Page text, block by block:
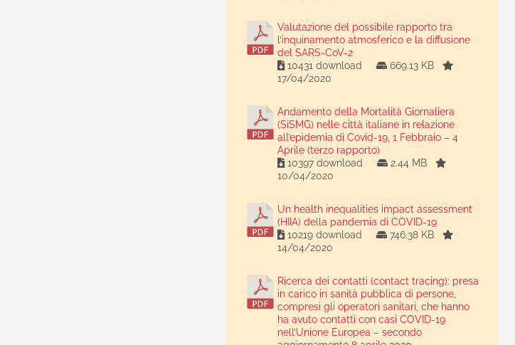
Valutazione del possibile rapporto tra
l’inquinamento atmosferico e la diffusione
del SARS-CoV-2
10431 download
669.13 KB
17/04/2020
Andamento della Mortalità Giornaliera
(SiSMG) nelle città italiane in relazione
all’epidemia di Covid-19, 1 Febbraio – 4
Aprile (terzo rapporto)
10397 download
2.44 MB
10/04/2020
Un health inequalities impact assessment
(HIIA) della pandemia di COVID-19
10219 download
746.38 KB
14/04/2020
Ricerca dei contatti (contact tracing): presa
in carico in sanità pubblica di persone,
compresi gli operatori sanitari, che hanno
ha avuto contatti con casi COVID-19
nell’Unione Europea – secondo